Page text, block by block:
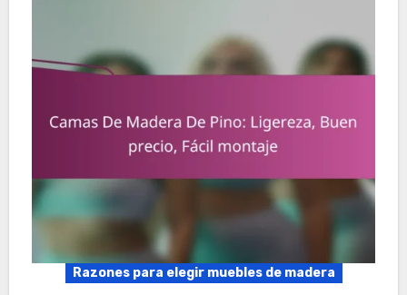
Razones para elegir muebles de madera